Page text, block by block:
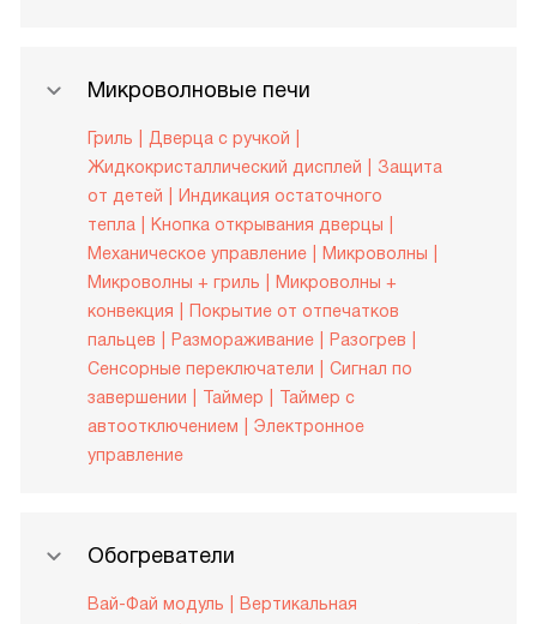
Микроволновые печи
Гриль
Дверца с ручкой
Жидкокристаллический дисплей
Защита
от детей
Индикация остаточного
тепла
Кнопка открывания дверцы
Механическое управление
Микроволны
Микроволны + гриль
Микроволны +
конвекция
Покрытие от отпечатков
пальцев
Размораживание
Разогрев
Сенсорные переключатели
Сигнал по
завершении
Таймер
Таймер с
автоотключением
Электронное
управление
Обогреватели
Вай-Фай модуль
Вертикальная